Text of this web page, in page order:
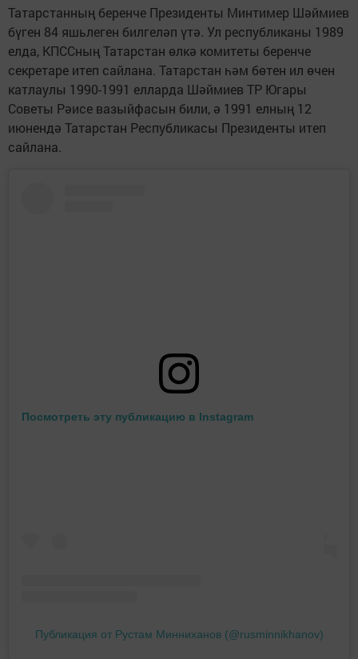
Татарстанның беренче Президенты Минтимер Шәймиев
бүген 84 яшьлеген билгеләп үтә. Ул республиканы 1989
елда, КПССның Татарстан өлкә комитеты беренче
секретаре итеп сайлана. Татарстан һәм бөтен ил өчен
катлаулы 1990-1991 елларда Шәймиев ТР Югары
Советы Рәисе вазыйфасын били, ә 1991 елның 12
июнендә Татарстан Республикасы Президенты итеп
сайлана.
Посмотреть эту публикацию в Instagram
Публикация от Рустам Минниханов (@rusminnikhanov)